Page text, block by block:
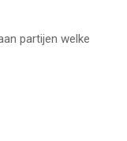
partijen welke